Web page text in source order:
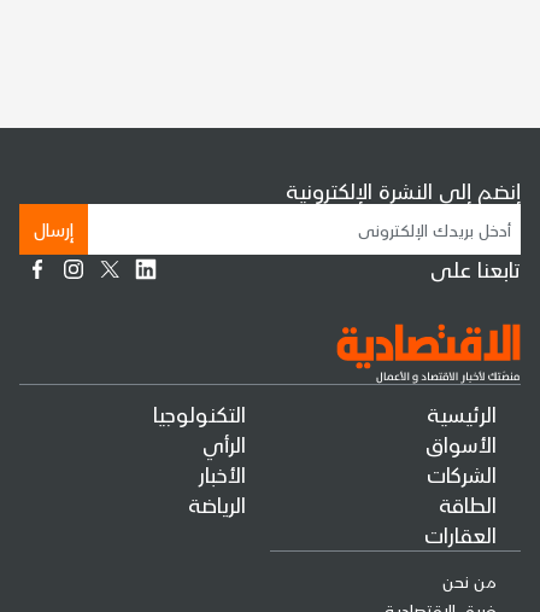
الرئيسية
الأسواق
الشركات
الطاقة
العقارات
التكنولوجيا
الرأي
الأخبار
الرياضة
من نحن
إنضم إلى النشرة الإلكترونية
إرسال
تابعنا على